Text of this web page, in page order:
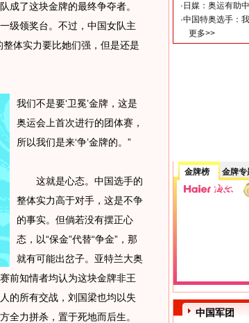
了这块金牌的最终争夺者。
级领奖台。不过，中国女队主
体实力要比她们强，但是还是
我们不是要‘卫冕’金牌，这是
奥运会上首次进行的团体赛，
所以我们是来‘争’金牌的。”
这就是心态。中国选手的
整体实力高于对手，这是不争
的事实。但倘若没有摆正心
态，以“保金”代替“争金”，那
就有可能出岔子。亚特兰大奥
前知情者均认为这块金牌非王
的所有交战，刘国梁也均以失
全力拼杀，置于死地而后生。
· 日媒：奥运有助
·中国特奥选手：
更多>>
金牌榜 金牌专
中国军团